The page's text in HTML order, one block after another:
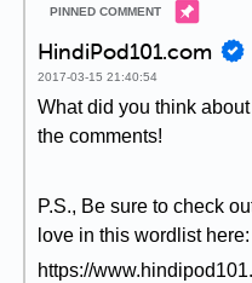
HindiPod101.com
2017-03-15 21:40:54
What did you think
the comments!
P.S., Be sure to check
love in this wordlist here:
https://